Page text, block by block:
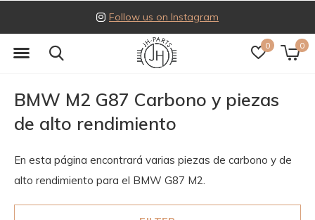
0 0
Follow us on Instagram
BMW M2 G87 Carbono y piezas
de alto rendimiento
En esta página encontrará varias piezas de carbono y de
alto rendimiento para el BMW G87 M2.